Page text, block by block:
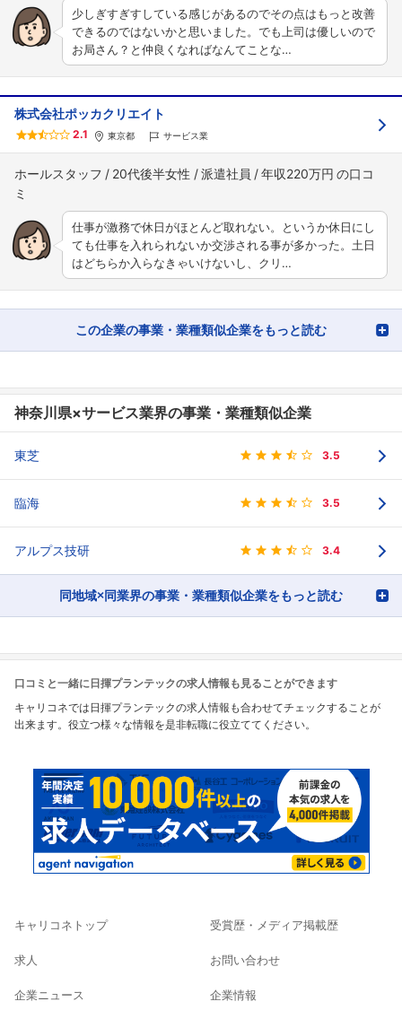
少しぎすぎすしている感じがあるのでその点はもっと改善
できるのではないかと思いました。でも上司は優しいので
お局さん？と仲良くなればなんてことな…
株式会社ポッカクリエイト
2.1 東京都 サービス業
ホールスタッフ 20代後半女性 派遣社員 年収220万円
仕事が激務で休日がほとんど取れない。というか休日にし
ても仕事を入れられないか交渉される事が多かった。土日
はどちらか入らなきゃいけないし、クリ…
この企業の事業・業種類似企業をもっと読む
神奈川県×サービス業界の事業・業種類似企業
東芝 3.5
臨海 3.5
アルプス技研 3.4
同地域×同業界の事業・業種類似企業をもっと読む
口コミと一緒に日揮プランテックの求人情報も見ることができます
キャリコネでは日揮プランテックの求人情報も合わせてチェックすることが
出来ます。役立つ様々な情報を是非転職に役立ててください。
キャリコネトップ
求人
企業ニュース
受賞歴・メディア掲載歴
お問い合わせ
企業情報